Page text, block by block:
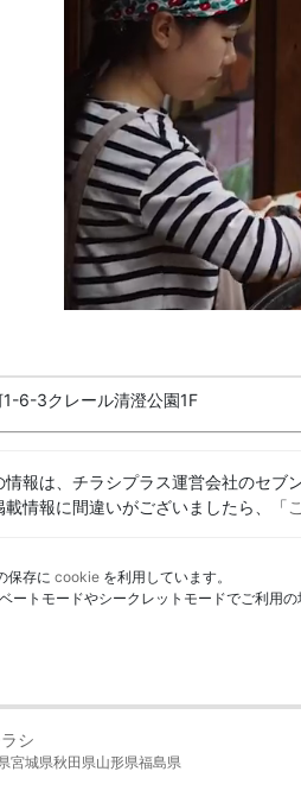
6-3クレール清澄公園1F
情報は、チラシプラス運営会社のセ
情報に間違いがございましたら、「
保存に cookie を利用しています。
ートモードやシークレットモードでご利用
シ
宮城県秋田県山形県福島県